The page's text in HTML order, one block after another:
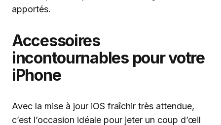
apportés.
Accessoires
incontournables pour votre
iPhone
Avec la mise à jour iOS fraîchir très attendue,
c’est l’occasion idéale pour jeter un coup d’œil